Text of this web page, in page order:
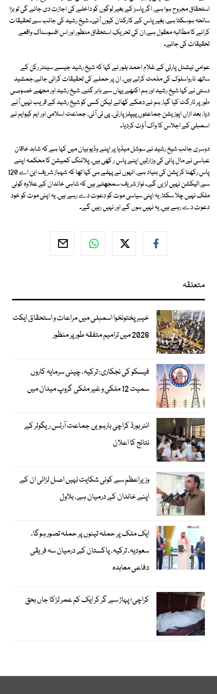
استحقاق مجروح ہوا ہے، اگر پاسز کے بغیر لوگوں کو داخلے کی اجازت دی جائے گی تو بڑا
سانحہ ہوسکتا ہے، بغیر پاس کے کارکنان کیوں آئے۔ شیخ رشید کی جانب سے تحقیقات
کرانے کا مطالبہ معقول ہے،ان کی تحریک استحقاق منظور اور اس افسوسناک واقعے
تحقیقات کی جائے۔
عوامی نیشنل پارٹی کے غلام احمد بلور نے کہا کہ شیخ رشید جیسے سینئر رکن کے
ساتھ نارواسلوک کی مذمت کرتے ہیں، ان پر حملے کی تحقیقات کرائی جائے،جمشید
دستی نے کہا شیخ رشید اور ہم اکٹھے یہاں سے باہر گئے، شیخ رشید اور مجھے خصوصی
طور پر ٹارگٹ کیا گیا، ہم نے دھکے کھائے لیکن کسی کو شیخ رشید کے قریب نہیں آنے
دیا، بعد ازاں اپوزیشن جماعتوں پیپلز پارٹی، پی ٹی آئی، جماعت اسلامی اور ایم کیوایم نے
اسمبلی کے اجلاس کا واک آؤٹ کردیا۔
دوسری جانب شیخ رشید نے سوشل میڈیا پر اپنے وڈیو بیان میں کہا ہے کہ شاہد خاقان
عباسی نے مال پانی کی وزارتیں اپنے پاس ر کھی ہیں، پلاننگ کمیشن کا محکمہ اپنے
پاس رکھنا کرپشن کی بنیاد ہے، انہوں نے پہلے ہی کہا تها کہ شہباز شریف این اے 120
سے الیکشن نہیں لڑیں گے۔ نواز شریف سمجهتے ہیں کہ شاہی خاندان کے علاوہ کوئی
ملک نہیں چلا سکتا، یہ اپنی سیاسی موت کو دعوت دے رہے ہیں. یہ اپنی موت کو خود
دعوت دے رہے ہیں. یہ نہیں ہوں گے اور نہیں رہیں گے۔
متعلقہ
خیبرپختونخوا اسمبلی میں مراعات و استحقاق ایکٹ
2026 میں ترامیم متفقہ طور پر منظور
فیسکو کی نجکاری: ترکیہ، چینی سرمایہ کاروں
سمیت 12 ملکی و غیر ملکی گروپ میدان میں
انٹر بورڈ کراچی بارہویں جماعت آرٹس ریگولر کے
نتائج کا اعلان
وزیراعظم سے کوئی شکایت نہیں اصل لڑائی ان کے
اپنے خاندان کے درمیان ہے، بلاول
ایک ملک پر حملہ تینوں پر حملہ تصور ہوگا،
سعودیہ، ترکیہ، پاکستان کے درمیان سہ فریقی
دفاعی معاہدہ
کراچی؛ پہاڑ سے گر کر ایک کم عمر لڑکا جاں بحق